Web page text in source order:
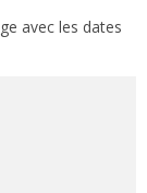
avec les dates